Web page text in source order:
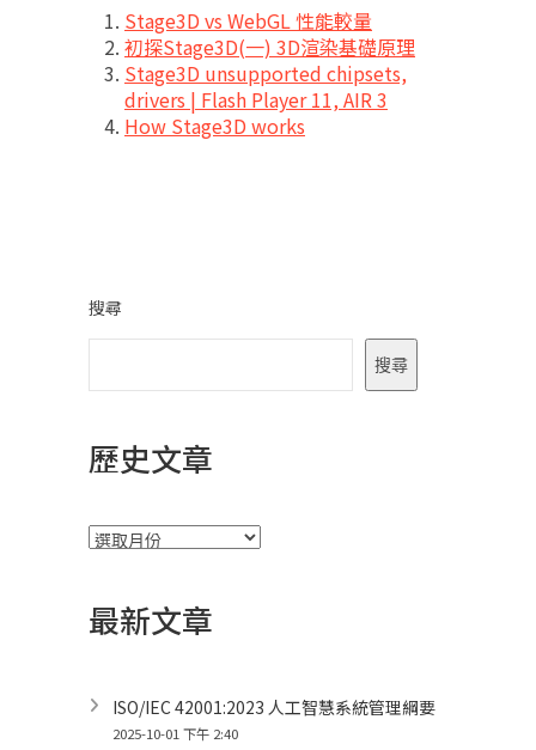
Stage3D vs WebGL 性能較量
初探Stage3D(一) 3D渲染基礎原理
Stage3D unsupported chipsets,
drivers | Flash Player 11, AIR 3
How Stage3D works
搜尋
搜尋
歷史文章
彙
最新文章
ISO/IEC 42001:2023 人工智慧系統管理綱要
2025-10-01 下午 2:40